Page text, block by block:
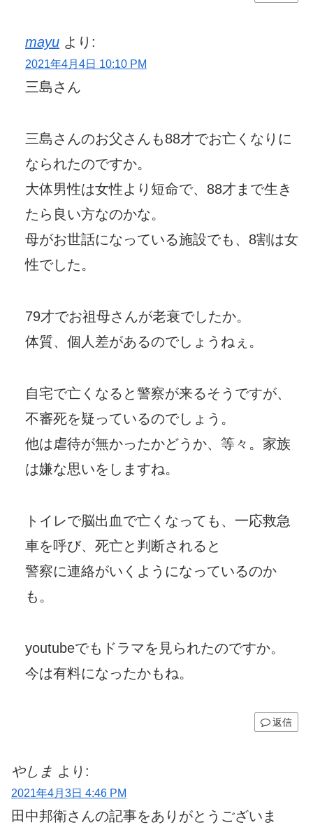
mayu より:
2021年4月4日 10:10 PM
三島さん
三島さんのお父さんも88才でお亡くなりに
なられたのですか。
大体男性は女性より短命で、88才まで生き
たら良い方なのかな。
母がお世話になっている施設でも、8割は女
性でした。
79才でお祖母さんが老衰でしたか。
体質、個人差があるのでしょうねぇ。
自宅で亡くなると警察が来るそうですが、
不審死を疑っているのでしょう。
他は虐待が無かったかどうか、等々。家族
は嫌な思いをしますね。
トイレで脳出血で亡くなっても、一応救急
車を呼び、死亡と判断されると
警察に連絡がいくようになっているのか
も。
youtubeでもドラマを見られたのですか。
今は有料になったかもね。
返信
やしま より:
2021年4月3日 4:46 PM
田中邦衛さんの記事をありがとうございま